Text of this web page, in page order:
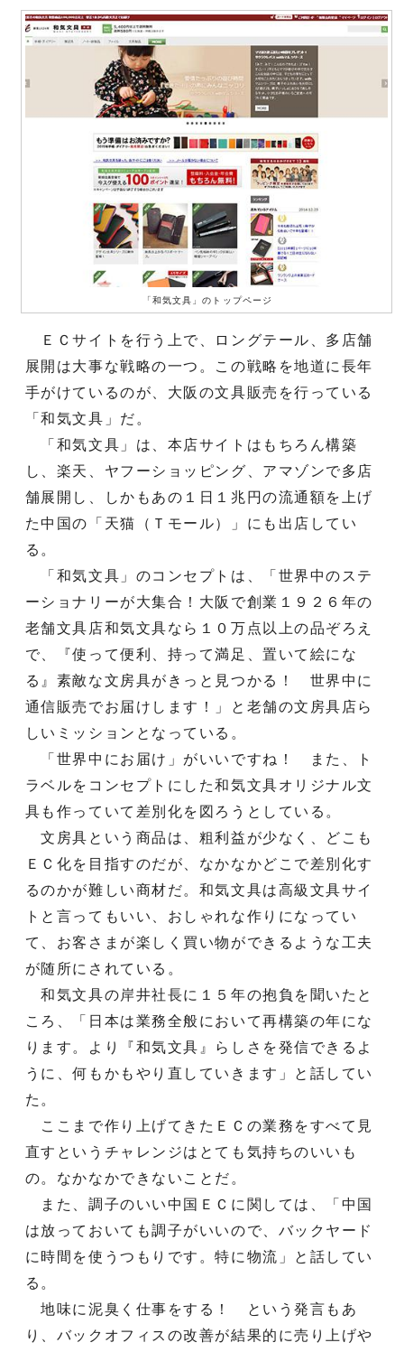
「和気文具」のトップページ
ＥＣサイトを行う上で、ロングテール、多店舗
展開は大事な戦略の一つ。この戦略を地道に長年
手がけているのが、大阪の文具販売を行っている
「和気文具」だ。
「和気文具」は、本店サイトはもちろん構築
し、楽天、ヤフーショッピング、アマゾンで多店
舗展開し、しかもあの１日１兆円の流通額を上げ
た中国の「天猫（Ｔモール）」にも出店してい
る。
「和気文具」のコンセプトは、「世界中のステ
ーショナリーが大集合！大阪で創業１９２６年の
老舗文具店和気文具なら１０万点以上の品ぞろえ
で、『使って便利、持って満足、置いて絵にな
る』素敵な文房具がきっと見つかる！ 世界中に
通信販売でお届けします！」と老舗の文房具店ら
しいミッションとなっている。
「世界中にお届け」がいいですね！ また、ト
ラベルをコンセプトにした和気文具オリジナル文
具も作っていて差別化を図ろうとしている。
文房具という商品は、粗利益が少なく、どこも
ＥＣ化を目指すのだが、なかなかどこで差別化す
るのかが難しい商材だ。和気文具は高級文具サイ
トと言ってもいい、おしゃれな作りになってい
て、お客さまが楽しく買い物ができるような工夫
が随所にされている。
和気文具の岸井社長に１５年の抱負を聞いたと
ころ、「日本は業務全般において再構築の年にな
ります。より『和気文具』らしさを発信できるよ
うに、何もかもやり直していきます」と話してい
た。
ここまで作り上げてきたＥＣの業務をすべて見
直すというチャレンジはとても気持ちのいいも
の。なかなかできないことだ。
また、調子のいい中国ＥＣに関しては、「中国
は放っておいても調子がいいので、バックヤード
に時間を使うつもりです。特に物流」と話してい
る。
地味に泥臭く仕事をする！ という発言もあ
り、バックオフィスの改善が結果的に売り上げや